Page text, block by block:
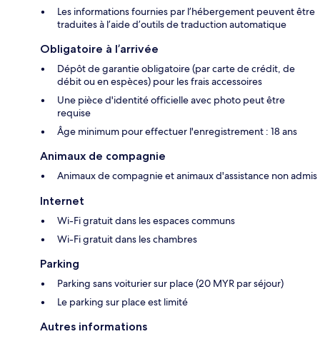
Les informations fournies par l’hébergement peuvent être
traduites à l’aide d’outils de traduction automatique
Obligatoire à l’arrivée
Dépôt de garantie obligatoire (par carte de crédit, de
débit ou en espèces) pour les frais accessoires
Une pièce d'identité officielle avec photo peut être
requise
Âge minimum pour effectuer l'enregistrement : 18 ans
Animaux de compagnie
Animaux de compagnie et animaux d'assistance non admis
Internet
Wi-Fi gratuit dans les espaces communs
Wi-Fi gratuit dans les chambres
Parking
Parking sans voiturier sur place (20 MYR par séjour)
Le parking sur place est limité
Autres informations